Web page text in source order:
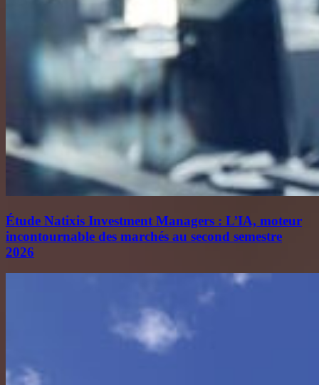
Étude Natixis Investment Managers : L’IA, moteur
incontournable des marchés au second semestre
2026